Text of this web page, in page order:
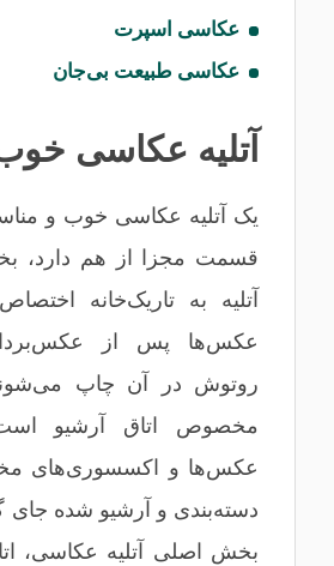
عکاسی اسپرت
عکاسی طبیعت بی‌جان
آتلیه عکاسی
یک آتلیه عکاسی خوب و
قسمت مجزا از هم دارد،
آتلیه به تاریک‌خانه
عکس‌ها پس از
روتوش در آن چاپ
مخصوص اتاق آرشیو
عکس‌ها و اکسسوری‌های
دسته‌بندی و آرشیو شده جای
بخش اصلی آتلیه عکاسی،